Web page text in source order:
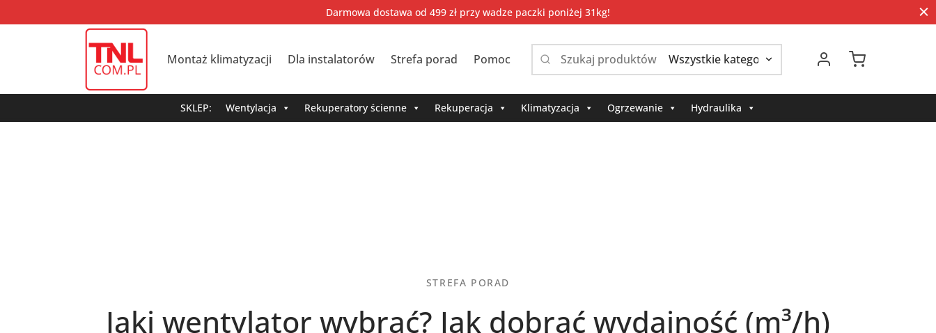
Darmowa dostawa od 499 zł przy wadze paczki poniżej 31kg!
Montaż klimatyzacji Dla instalatorów Strefa porad Pomoc
Narrow
category:
SKLEP: Wentylacja Rekuperatory ścienne Rekuperacja Klimatyzacja Ogrzewanie Hydraulika
STREFA PORAD
Jaki wentylator wybrać? Jak dobrać wydajność (m³/h)